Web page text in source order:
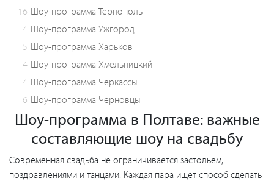
16 Шоу-программа Тернополь
4 Шоу-программа Ужгород
5 Шоу-программа Харьков
4 Шоу-программа Хмельницкий
4 Шоу-программа Черкассы
6 Шоу-программа Черновцы
Шоу-программа в Полтаве: важные
составляющие шоу на свадьбу
Современная свадьба не ограничивается застольем,
поздравлениями и танцами. Каждая пара ищет способ сделать